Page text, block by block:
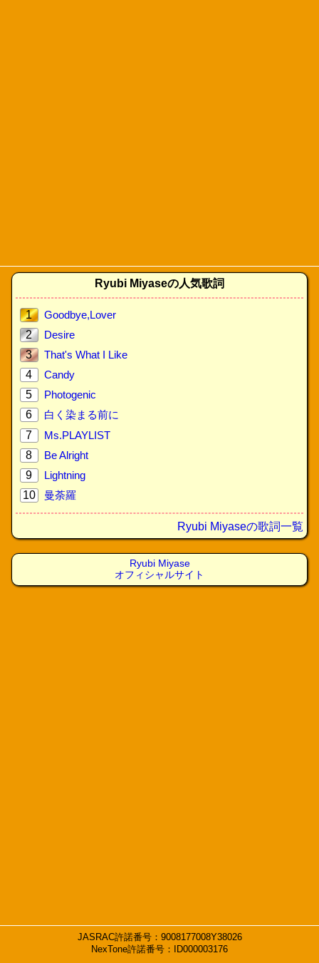
Ryubi Miyaseの人気歌詞
1
Goodbye,Lover
2
Desire
3
That's What I Like
4
Candy
5
Photogenic
6
白く染まる前に
7
Ms.PLAYLIST
8
Be Alright
9
Lightning
10
曼荼羅
Ryubi Miyaseの歌詞一覧
Ryubi Miyase
オフィシャルサイト
JASRAC許諾番号：9008177008Y38026
NexTone許諾番号：ID000003176